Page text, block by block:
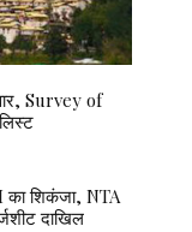
Survey of
शिकंजा, NTA
दाखिल